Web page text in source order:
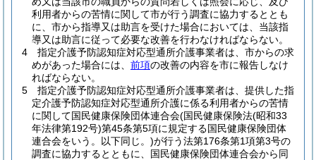
利用者からの苦情に関して市が行う調査に協力するととも
に、市から指導又は助言を受けた場合においては、当該指
導又は助言に従って必要な改善を行わなければならない。
4
指定介護予防認知症対応型通所介護事業者は、市からの求
めがあった場合には、 前項の改善の内容を市に報告しなけ
ればならない。
5
指定介護予防認知症対応型通所介護事業者は、提供した指
定介護予防認知症対応型通所介護に係る利用者からの苦情
に関して国民健康保険団体連合会(国民健康保険法(昭和33
年法律第192号)第45条第5項に規定する国民健康保険団体
連合会をいう。以下同じ。)が行う法第176条第1項第3号の
調査に協力するとともに、国民健康保険団体連合会から同